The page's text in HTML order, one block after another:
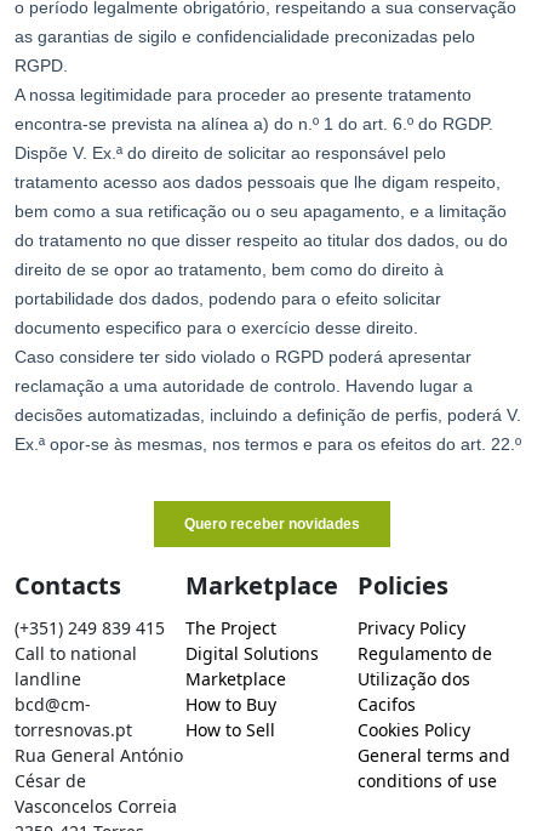
Contacts
(+351) 249 839 415
Call to national
landline
bcd@cm-
torresnovas.pt
Rua General António
César de
Vasconcelos Correia
Marketplace
The Project
Digital Solutions
Marketplace
How to Buy
How to Sell
Policies
Privacy Policy
Regulamento de
Utilização dos
Cacifos
Cookies Policy
General terms and
conditions of use